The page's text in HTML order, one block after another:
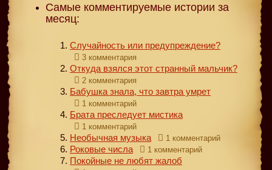
Самые комментируемые истории за
месяц:
Случайность или предупреждение?
3 комментария
Откуда взялся этот странный мальчик?
2 комментария
Бабушка знала, что завтра умрет
1 комментарий
Брата преследует мистика
1 комментарий
Необычная музыка 1 комментарий
Роковые числа 1 комментарий
Покойные не любят жалоб